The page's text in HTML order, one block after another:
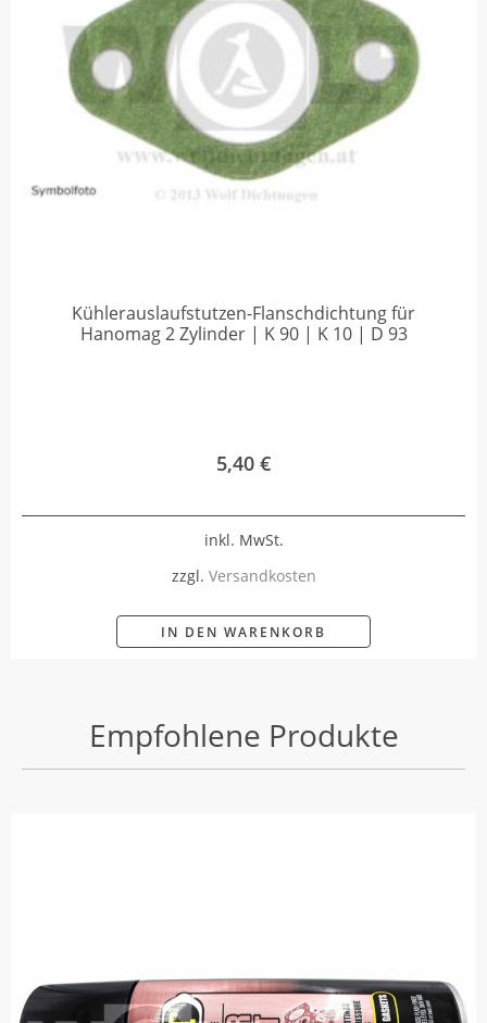
Kühlerauslaufstutzen-Flanschdichtung für
Hanomag 2 Zylinder | K 90 | K 10 | D 93
5,40 €
inkl. MwSt.
zzgl. Versandkosten
IN DEN WARENKORB
Empfohlene Produkte